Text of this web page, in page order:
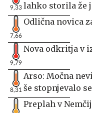
9,33 lahko storila že
7,66
Odlična novica
9,79
Nova odkritja v
8,31
Arso: Močna
še stopnjevalo
Preplah v